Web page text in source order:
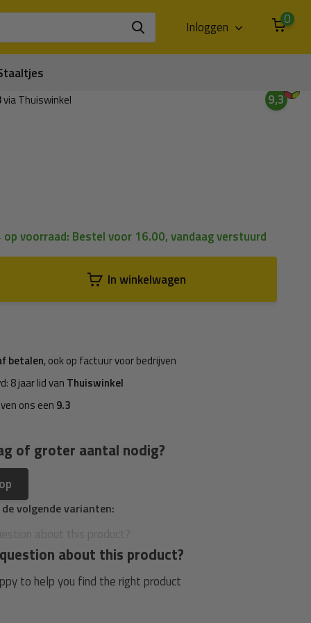
Inloggen 0
via Thuiswinkel 9,3
op voorraad: Bestel voor 16.00, vandaag verstuurd
In winkelwagen
betalen, ook op factuur voor bedrijven
8 jaar lid van Thuiswinkel
ons een 9.3
of groter aantal nodig?
volgende varianten:
about this product?
to help you find the right product